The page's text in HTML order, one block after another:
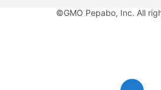
©GMO Pepabo, Inc. All